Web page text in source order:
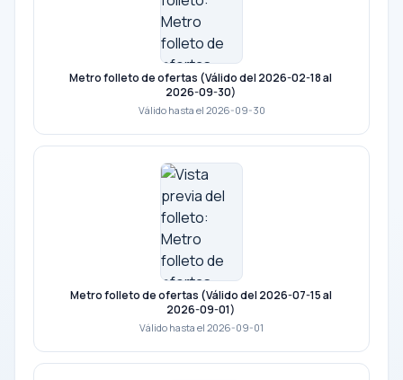
Metro folleto de ofertas (Válido del 2026-02-18 al
2026-09-30)
Válido hasta el 2026-09-30
Metro folleto de ofertas (Válido del 2026-07-15 al
2026-09-01)
Válido hasta el 2026-09-01